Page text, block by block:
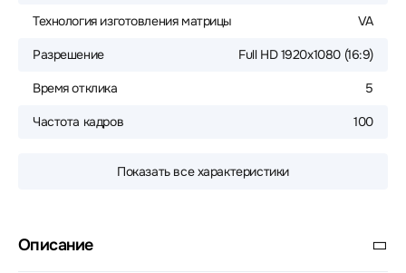
Технология изготовления матрицы VA
Разрешение Full HD 1920x1080 (16:9)
Время отклика 5
Частота кадров 100
Показать все характеристики
Описание